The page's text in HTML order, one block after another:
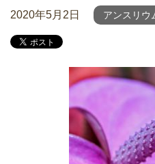
2020年5月2日 アンスリウ